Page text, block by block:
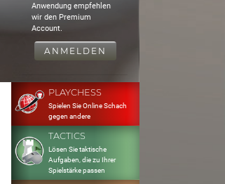
Anwendung empfehlen
wir den Premium
Account.
ANMELDEN
PLAYCHESS
Spielen Sie Online Schach
gegen andere
TACTICS
Lösen Sie taktische
Aufgaben, die zu Ihrer
Spielstärke passen